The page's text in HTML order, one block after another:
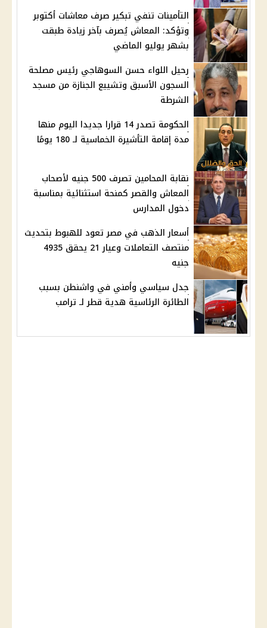
التأمينات تنفي تبكير صرف معاشات أكتوبر
وتؤكد: المعاش يُصرف بآخر زيادة طبقت
بشهر يوليو الماضي
رحيل اللواء حسن السوهاجي رئيس مصلحة
السجون الأسبق وتشييع الجنازة من مسجد
الشرطة
الحكومة تصدر 14 قرارا جديدا اليوم منها
مدة إقامة التأشيرة الخماسية لـ 180 يومًا
نقابة المحامين تصرف 500 جنيه لأصحاب
المعاش والقصر كمنحة استثنائية بمناسبة
دخول المدارس
أسعار الذهب في مصر تعود للهبوط بتحديث
منتصف التعاملات وعيار 21 يحقق 4935
جنيه
جدل سياسي وأمني في واشنطن بسبب
الطائرة الرئاسية هدية قطر لـ ترامب